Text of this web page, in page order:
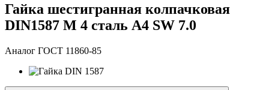
Гайка шестигранная колпачковая
DIN1587 М 4 сталь A4 SW 7.0
Аналог ГОСТ 11860-85